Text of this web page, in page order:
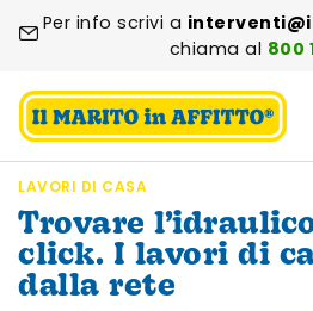
Per info scrivi a
chiama al 800
LAVORI DI CASA
Trovare
click. I lavori di
dalla rete